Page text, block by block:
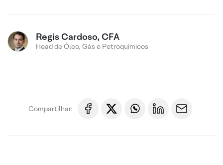
Regis Cardoso, CFA
Head de Óleo, Gás e Petroquímicos
Compartilhar: